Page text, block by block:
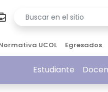
UCOL Egresados
Estudiante